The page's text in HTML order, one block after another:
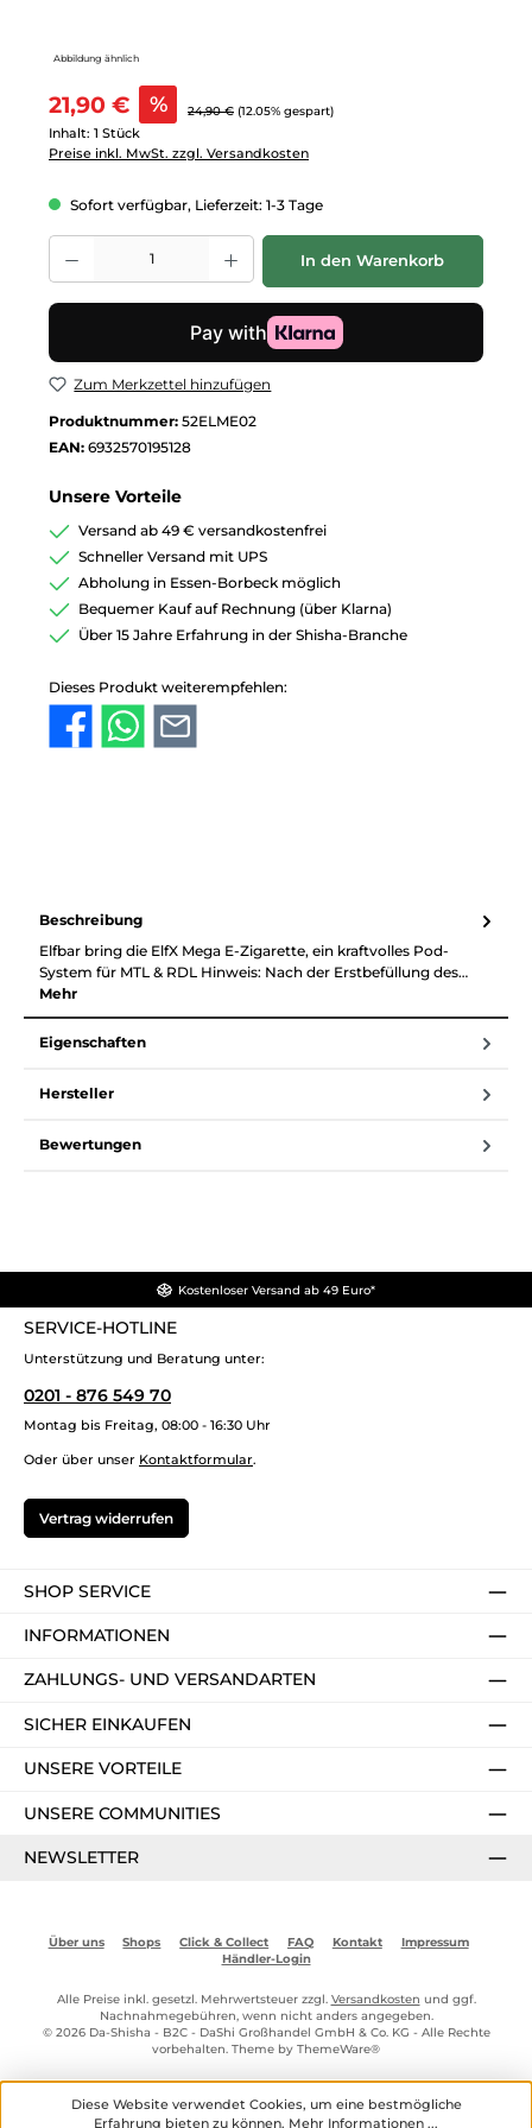
Abbildung ähnlich
Verkaufspreis:
21,90 € % Regulärer Preis:
24,90 € (12.05% gespart)
Inhalt: 1 Stück
Preise inkl. MwSt. zzgl. Versandkosten
Sofort verfügbar, Lieferzeit: 1-3 Tage
Produkt Anzahl: Gib den gewünschten Wert ein oder benutze die
In den Warenkorb
Zum Merkzettel hinzufügen
Produktnummer: 52ELME02
EAN: 6932570195128
Unsere Vorteile
Versand ab 49 € versandkostenfrei
Schneller Versand mit UPS
Abholung in Essen-Borbeck möglich
Bequemer Kauf auf Rechnung (über Klarna)
Über 15 Jahre Erfahrung in der Shisha-Branche
Dieses Produkt weiterempfehlen:
Beschreibung
Elfbar bring die ElfX Mega E-Zigarette, ein kraftvolles Pod-
System für MTL & RDL Hinweis: Nach der Erstbefüllung des…
Mehr
Eigenschaften
Hersteller
Bewertungen
Kostenloser Versand ab 49 Euro*
SERVICE-HOTLINE
Unterstützung und Beratung unter:
0201 - 876 549 70
Montag bis Freitag, 08:00 - 16:30 Uhr
Oder über unser Kontaktformular.
Vertrag widerrufen
SHOP SERVICE
INFORMATIONEN
ZAHLUNGS- UND VERSANDARTEN
SICHER EINKAUFEN
UNSERE VORTEILE
UNSERE COMMUNITIES
NEWSLETTER
Über uns Shops Click & Collect FAQ Kontakt
Impressum
Händler-Login
Alle Preise inkl. gesetzl. Mehrwertsteuer zzgl. Versandkosten und ggf.
Nachnahmegebühren, wenn nicht anders angegeben.
© 2026 Da-Shisha - B2C - DaShi Großhandel GmbH & Co. KG - Alle Rechte
vorbehalten. Theme by ThemeWare®
Diese Website verwendet Cookies, um eine bestmögliche
Erfahrung bieten zu können. Mehr Informationen ...